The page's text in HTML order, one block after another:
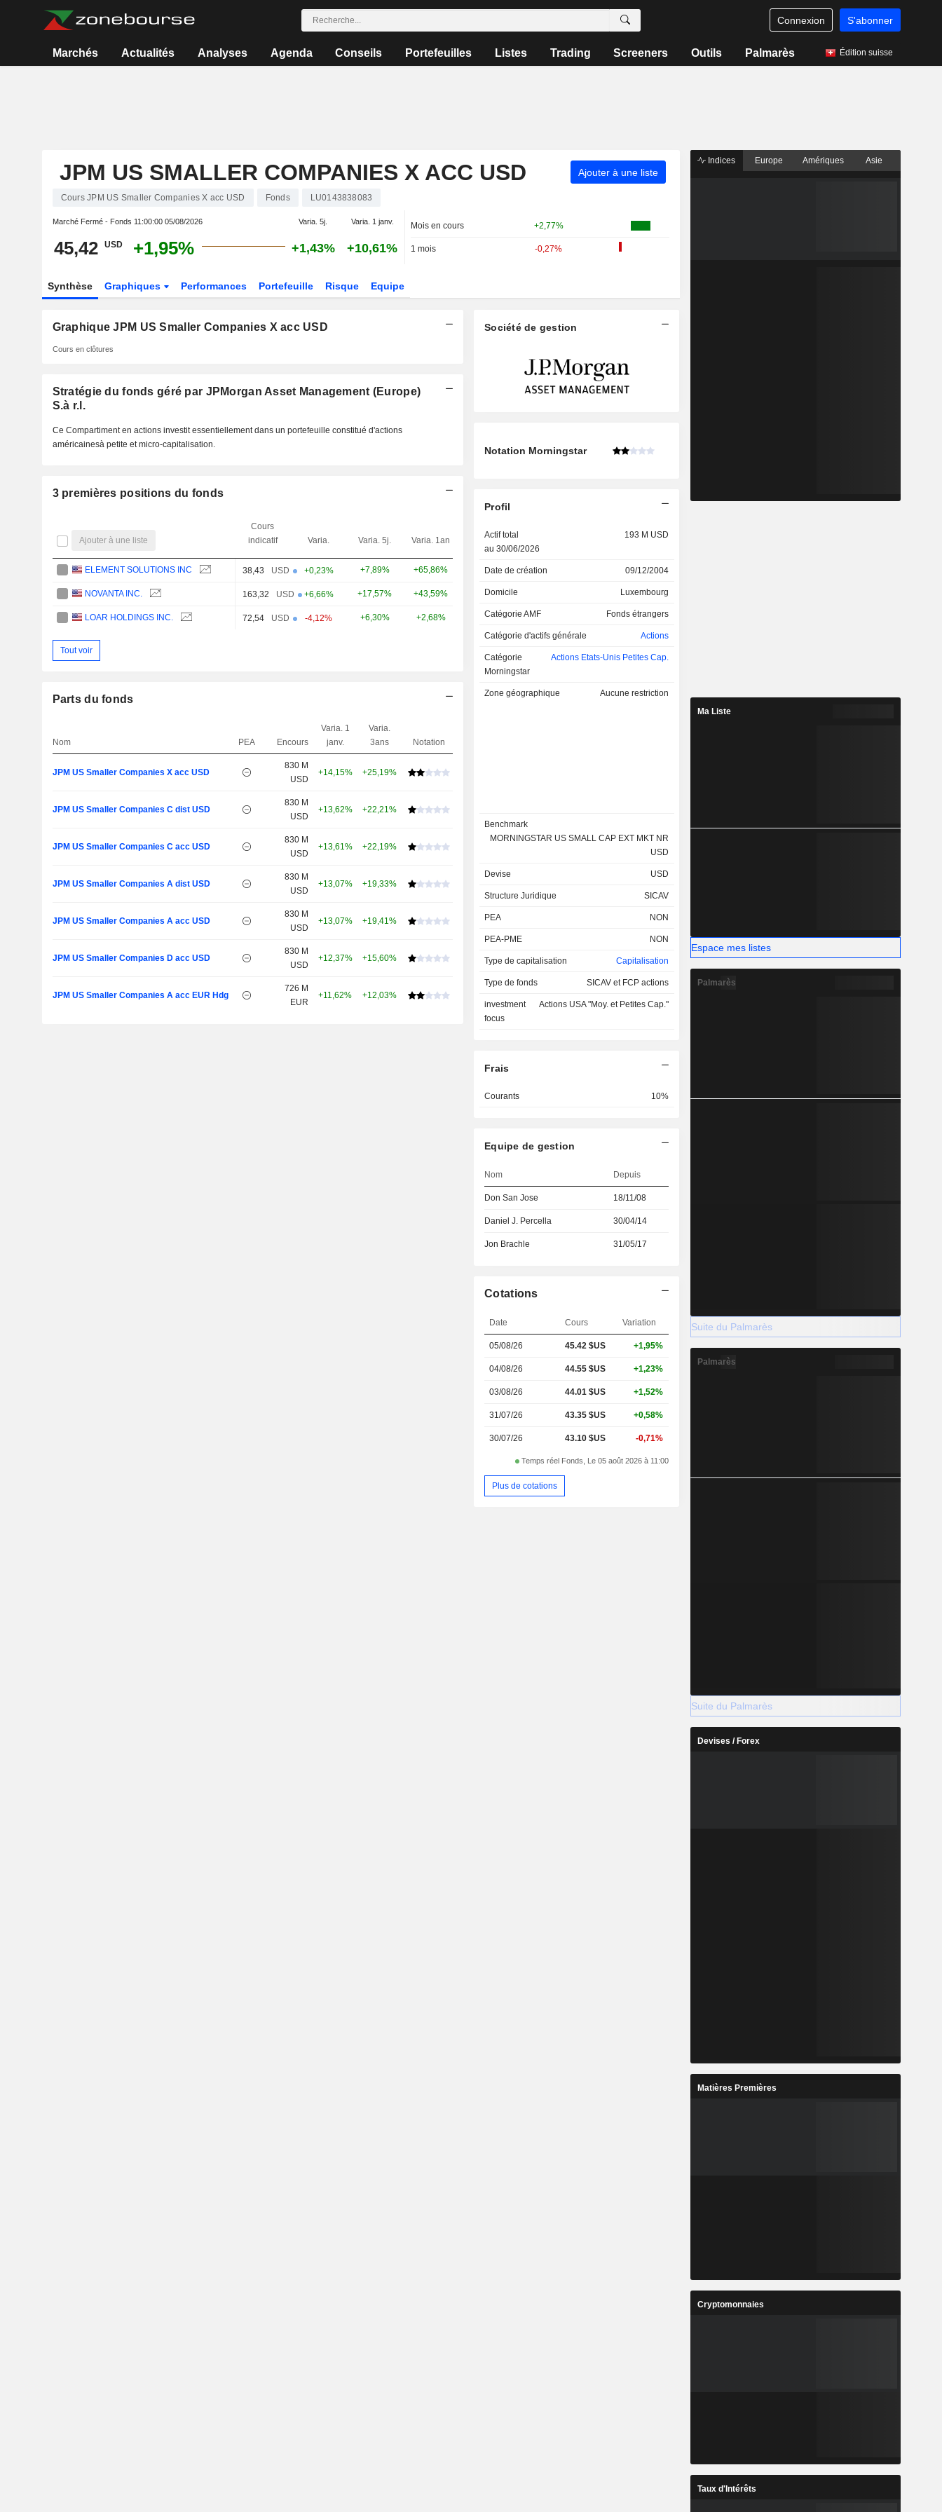
Connexion S'abonner
Marchés Actualités Analyses Agenda Conseils Portefeuilles Listes Trading Screeners Outils Palmarès Édition suisse
JPM US SMALLER COMPANIES X ACC USD Ajouter à une liste
Cours JPM US Smaller Companies X acc USD Fonds LU0143838083
Marché Fermé - Fonds 11:00:00 05/08/2026 Varia. 5j. Varia. 1 janv.
45,42 USD +1,95% +1,43% +10,61%
Mois en cours +2,77%
1 mois -0,27%
Synthèse Graphiques Performances Portefeuille Risque Equipe
Graphique JPM US Smaller Companies X acc USD
Cours en clôtures
Stratégie du fonds géré par JPMorgan Asset Management (Europe)
S.à r.l.
Ce Compartiment en actions investit essentiellement dans un portefeuille constitué d'actions
américainesà petite et micro-capitalisation.
3 premières positions du fonds
Ajouter à une liste
Cours
indicatif
Varia. Varia. 5j. Varia. 1an Poids
ELEMENT SOLUTIONS INC 38,43 USD +0,23% +7,89% +65,86% 1,83%
NOVANTA INC. 163,32 USD +6,66% +17,57% +43,59% 1,67%
LOAR HOLDINGS INC. 72,54 USD -4,12% +6,30% +2,68% 1,52%
Tout voir
Parts du fonds
Nom PEA Encours
Varia. 1
janv.
Varia.
3ans
Notation
JPM US Smaller Companies X acc USD
830 M
USD
+14,15% +25,19%
JPM US Smaller Companies C dist USD
830 M
USD
+13,62% +22,21%
JPM US Smaller Companies C acc USD
830 M
USD
+13,61% +22,19%
JPM US Smaller Companies A dist USD
830 M
USD
+13,07% +19,33%
JPM US Smaller Companies A acc USD
830 M
USD
+13,07% +19,41%
JPM US Smaller Companies D acc USD
830 M
USD
+12,37% +15,60%
JPM US Smaller Companies A acc EUR Hdg
726 M
EUR
+11,62% +12,03%
Société de gestion
Notation Morningstar
Profil
Actif total
au 30/06/2026
193 M USD
Date de création 09/12/2004
Domicile Luxembourg
Catégorie AMF Fonds étrangers
Catégorie d'actifs générale Actions
Catégorie
Morningstar
Actions Etats-Unis Petites Cap.
Zone géographique Aucune restriction
Benchmark
MORNINGSTAR US SMALL CAP EXT MKT NR
USD
Devise USD
Structure Juridique SICAV
PEA NON
PEA-PME NON
Type de capitalisation Capitalisation
Type de fonds SICAV et FCP actions
investment
focus
Actions USA "Moy. et Petites Cap."
Frais
Courants 10%
Equipe de gestion
Nom Depuis
Don San Jose 18/11/08
Daniel J. Percella 30/04/14
Jon Brachle 31/05/17
Cotations
Date Cours Variation
05/08/26 45.42 $US +1,95%
04/08/26 44.55 $US +1,23%
03/08/26 44.01 $US +1,52%
31/07/26 43.35 $US +0,58%
30/07/26 43.10 $US -0,71%
Temps réel Fonds, Le 05 août 2026 à 11:00
Plus de cotations
Indices Europe Amériques Asie
Ma Liste
Espace mes listes
Palmarès
Suite du Palmarès
Palmarès
Suite du Palmarès
Devises / Forex
Matières Premières
Cryptomonnaies
Taux d'Intérêts